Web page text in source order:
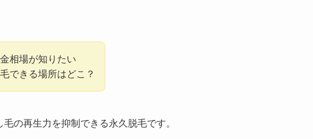
相場が知りたい
できる場所はどこ？
の再生力を抑制できる永久脱毛です。